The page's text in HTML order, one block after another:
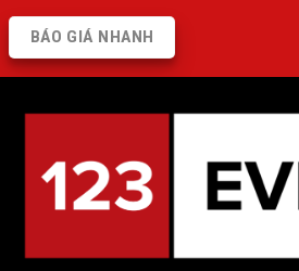
BÁO GIÁ NHANH